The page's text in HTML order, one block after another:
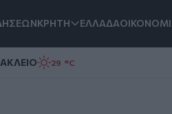
ΚΡΗΤΗ ΕΛΛΑΔΑ
29 °C